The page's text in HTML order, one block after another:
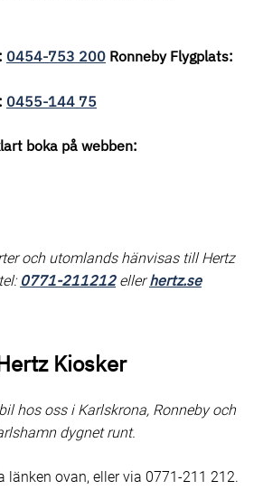
0454-753 200 Ronneby Flygplats:
0455-144 75
boka på webben:
och utomlands hänvisas till Hertz
0771-211212 eller hertz.se
Kiosker
hos oss i Karlskrona, Ronneby och
dygnet runt.
länken ovan, eller via 0771-211 212.